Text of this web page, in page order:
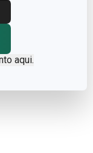
aqui.
na loja online